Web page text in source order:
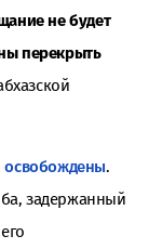
не будет
перекрыть
освобождены.
задержанный